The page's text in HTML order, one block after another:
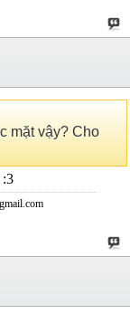
mặt vậy? Cho
:3